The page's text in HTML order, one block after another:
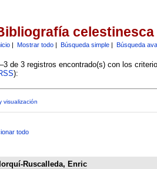
celestinesca
| Mostrar todo| Búsqueda simple| Búsqueda
de 3 registros encontrado(s) con los
):
visualización
todo
Ruscalleda, Enric